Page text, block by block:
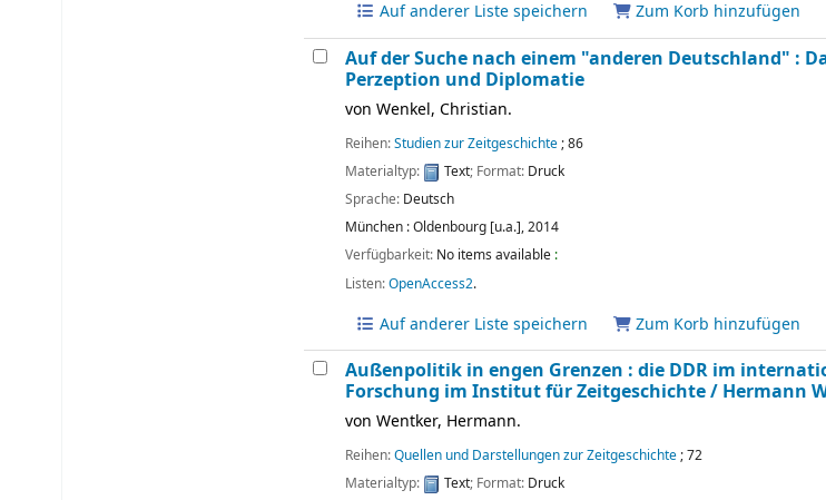
Auf anderer Liste speichern Zum Korb hinzufügen
Auf der Suche nach einem "anderen Deutschland" :
Perzeption und Diplomatie
von Wenkel, Christian.
Reihen:Studien zur Zeitgeschichte; 86
Materialtyp:
Text; Format: Druck
Sprache: Deutsch
München :Oldenbourg [u.a.],2014
Verfügbarkeit: No items available :
Listen:OpenAccess2.
Auf anderer Liste speichern Zum Korb hinzufügen
Außenpolitik in engen Grenzen : die DDR im
Forschung im Institut für Zeitgeschichte / Hermann
von Wentker, Hermann.
Reihen:Quellen und Darstellungen zur Zeitgeschichte; 72
Materialtyp:
Text; Format: Druck